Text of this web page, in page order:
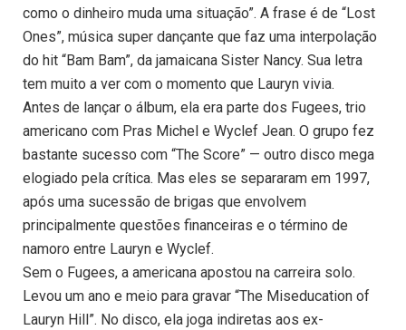
como o dinheiro muda uma situação”. A frase é de “Lost
Ones”, música super dançante que faz uma interpolação
do hit “Bam Bam”, da jamaicana Sister Nancy. Sua letra
tem muito a ver com o momento que Lauryn vivia.
Antes de lançar o álbum, ela era parte dos Fugees, trio
americano com Pras Michel e Wyclef Jean. O grupo fez
bastante sucesso com “The Score” — outro disco mega
elogiado pela crítica. Mas eles se separaram em 1997,
após uma sucessão de brigas que envolvem
principalmente questões financeiras e o término de
namoro entre Lauryn e Wyclef.
Sem o Fugees, a americana apostou na carreira solo.
Levou um ano e meio para gravar “The Miseducation of
Lauryn Hill”. No disco, ela joga indiretas aos ex-